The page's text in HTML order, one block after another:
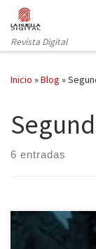
Saltar al contenido
Revista Digital
Inicio »Blog »
6 entradas